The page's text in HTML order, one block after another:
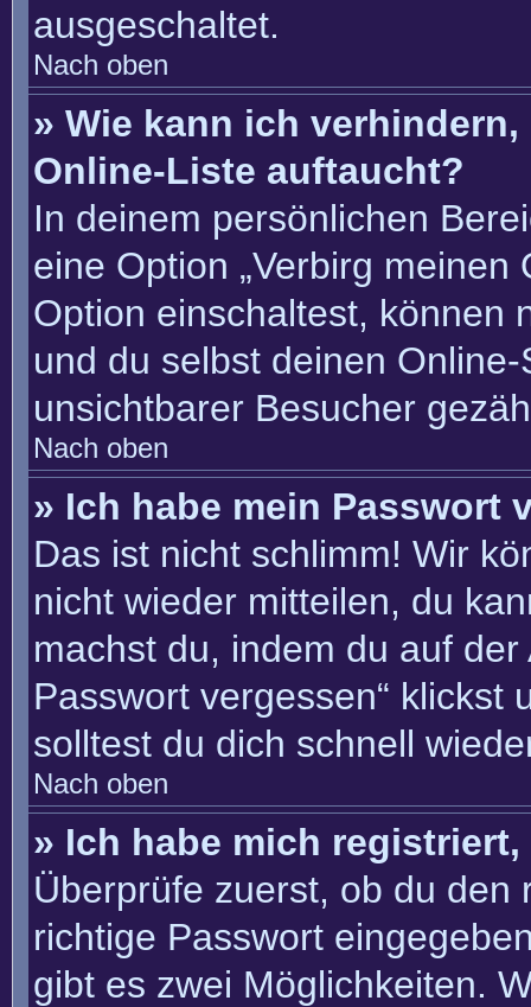
ausgeschaltet.
Nach oben
» Wie kann ich
Online-Liste auftaucht?
In deinem persönlichen
eine Option „Verbirg meinen
Option einschaltest, können
und du selbst deinen
unsichtbarer Besucher
Nach oben
» Ich habe mein Passwort
Das ist nicht schlimm! Wir
nicht wieder mitteilen, du
machst du, indem du auf
Passwort vergessen“ klickst
solltest du dich schnell
Nach oben
» Ich habe mich
Überprüfe zuerst, ob du den
richtige Passwort
gibt es zwei Möglichkeiten.